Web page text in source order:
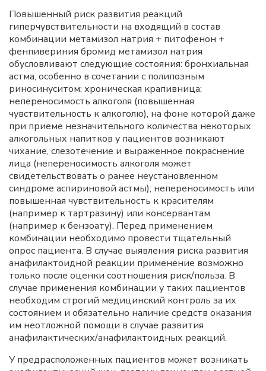
Повышенный риск развития реакций
гиперчувствительности на входящий в состав
комбинации метамизол натрия + питофенон +
фенпивериния бромид метамизол натрия
обусловливают следующие состояния: бронхиальная
астма, особенно в сочетании с полипозным
риносинуситом; хроническая крапивница;
непереносимость алкоголя (повышенная
чувствительность к алкоголю), на фоне которой даже
при приеме незначительного количества некоторых
алкогольных напитков у пациентов возникают
чихание, слезотечение и выраженное покраснение
лица (непереносимость алкоголя может
свидетельствовать о ранее неустановленном
синдроме аспириновой астмы); непереносимость или
повышенная чувствительность к красителям
(например к тартразину) или консервантам
(например к бензоату). Перед применением
комбинации необходимо провести тщательный
опрос пациента. В случае выявления риска развития
анафилактоидной реакции применение возможно
только после оценки соотношения риск/польза. В
случае применения комбинации у таких пациентов
необходим строгий медицинский контроль за их
состоянием и обязательно наличие средств оказания
им неотложной помощи в случае развития
анафилактических/анафилактоидных реакций.
У предрасположенных пациентов может возникать